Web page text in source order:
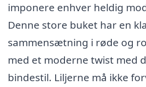
imponere enhver heldig
Denne store buket har en
sammensætning i røde og
med et moderne twist med
bindestil. Liljerne må ikke